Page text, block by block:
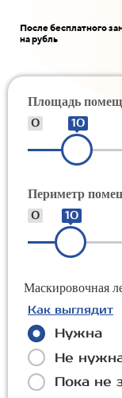
После бесплатного
на рубль
Площадь
0 10
Периметр
0 10
Маскировочная
Как выглядит
Нужна
Не
Пока не